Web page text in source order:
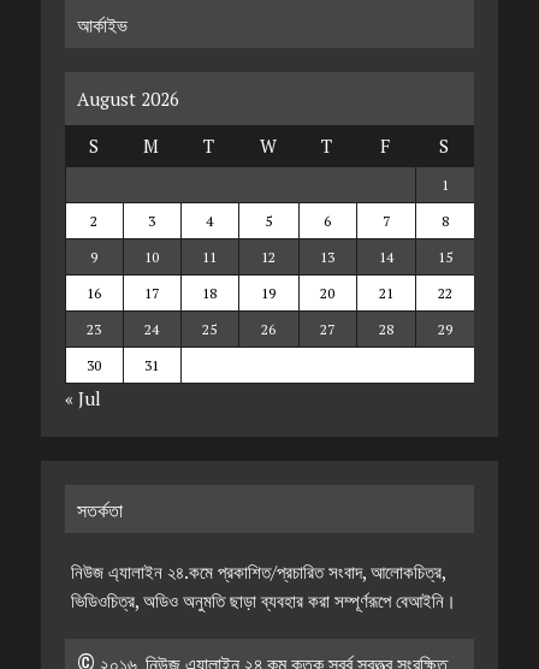
আর্কাইভ
August 2026
S
M T W T F S
1
2
3 4 5 6 7
8
9
10 11 12 13 14
15
16
17 18 19 20 21
22
23
24 25 26 27 28
29
30
31
« Jul
সতর্কতা
নিউজ এ্যালাইন ২৪.কমে প্রকাশিত/প্রচারিত সংবাদ, আলোকচিত্র,
ভিডিওচিত্র, অডিও অনুমতি ছাড়া ব্যবহার করা সম্পূর্ণরূপে বেআইনি।